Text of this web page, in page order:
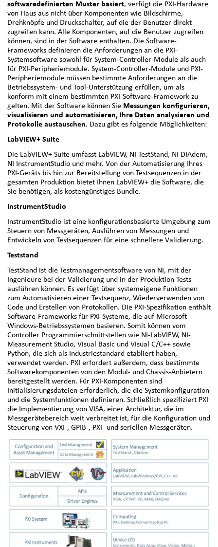
softwaredefinierten Muster basiert, verfügt die PXI-Hardware
von Haus aus nicht über Komponenten wie Bildschirme,
Drehknöpfe und Druckschalter, auf die der Benutzer direkt
zugreifen kann. Alle Komponenten, auf die Benutzer zugreifen
können, sind in der Software enthalten. Die Software-
Frameworks definieren die Anforderungen an die PXI-
Systemsoftware sowohl für System-Controller-Module als auch
für PXI-Peripheriemodule. System-Controller-Module und PXI-
Peripheriemodule müssen bestimmte Anforderungen an die
Betriebssystem- und Tool-Unterstützung erfüllen, um als
konform mit einem bestimmten PXI-Software-Framework zu
gelten. Mit der Software können Sie Messungen konfigurieren,
visualisieren und automatisieren, Ihre Daten analysieren und
Protokolle austauschen. Dazu gibt es folgende Möglichkeiten:
LabVIEW+ Suite
Die LabVIEW+ Suite umfasst LabVIEW, NI TestStand, NI DIAdem,
NI InstrumentStudio und mehr. Von der Automatisierung Ihres
PXI-Geräts bis hin zur Bereitstellung von Testsequenzen in der
gesamten Produktion bietet Ihnen LabVIEW+ die Software, die
Sie benötigen, als kostengünstiges Bundle.
InstrumentStudio
InstrumentStudio ist eine konfigurationsbasierte Umgebung zum
Steuern von Messgeräten, Ausführen von Messungen und
Entwickeln von Testsequenzen für eine schnellere Validierung.
Teststand
TestStand ist die Testmanagementsoftware von NI, mit der
Ingenieure bei der Validierung und in der Produktion Tests
ausführen können. Es verfügt über systemeigene Funktionen
zum Automatisieren einer Testsequenz, Wiederverwenden von
Code und Erstellen von Protokollen. Die PXI-Spezifikation enthält
Software-Frameworks für PXI-Systeme, die auf Microsoft
Windows-Betriebssystemen basieren. Somit können vom
Controller Programmierschnittstellen wie NI-LabVIEW, NI-
Measurement Studio, Visual Basic und Visual C/C++ sowie
Python, die sich als Industriestandard etabliert haben,
verwendet werden. PXI erfordert außerdem, dass bestimmte
Softwarekomponenten von den Modul- und Chassis-Anbietern
bereitgestellt werden. Für PXI-Komponenten sind
Initialisierungsdateien erforderlich, die die Systemkonfiguration
und die Systemfunktionen definieren. Schließlich spezifiziert PXI
die Implementierung von VISA, einer Architektur, die im
Messgerätebereich weit verbreitet ist, für die Konfiguration und
Steuerung von VXI-, GPIB-, PXI- und seriellen Messgeräten.